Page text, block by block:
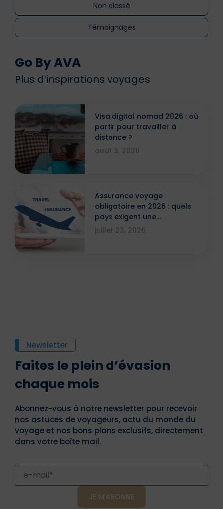
Non classé
Témoignages
Go By AVA
Plus d’inspirations voyages
Visa digital nomad 2026 : où
partir pour travailler à
distance ?
août 3, 2026
Assurance voyage
obligatoire en 2026 : quels
pays exigent une
attestation ?
juillet 23, 2026
Newsletter
Faites le plein d’évasion
chaque mois
Abonnez-vous à notre newsletter pour recevoir
nos astuces de voyageurs, actu du monde du
voyage et nos bons plans exclusifs, directement
dans votre boîte mail.